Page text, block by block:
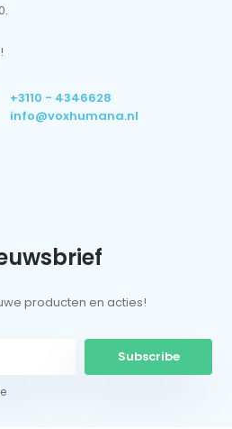
+3110 - 4346628
info@voxhumana.nl
producten en acties!
Subscribe